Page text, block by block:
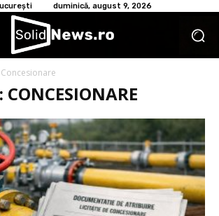
duminică, august 9, 2026
Concesionare
CONCESIONARE